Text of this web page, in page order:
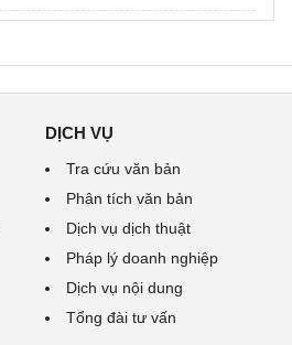
DỊCH VỤ
Tra cứu văn bản
Phân tích văn bản
Dịch vụ dịch thuật
Pháp lý doanh nghiệp
Dịch vụ nội dung
Tổng đài tư vấn